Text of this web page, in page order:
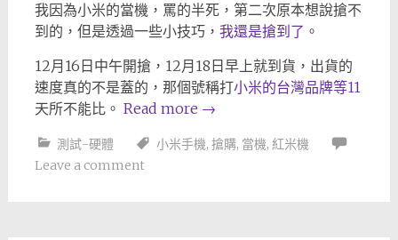
我因為小米的當機，罵的半死，第二次原本想說搶不
到的，但是透過一些小技巧， 我還是搶到了 。
12月16日中午開搶，12月18日早上就到貨，出貨的
速度真的不是蓋的，那個號稱打小米的台灣品牌等11
天所不能比。 Read more →
測試-硬體 小米手機, 搶購, 當機, 紅米機
Leave a comment